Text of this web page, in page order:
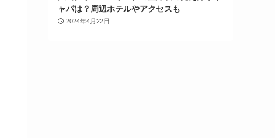
ャパは？周辺ホテルやアクセスも
2024年4月22日